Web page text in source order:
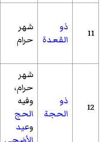
11
ذو
القعدة
شهر
حرام
12
ذو
الحجة
شهر
حرام،
وفيه
الحج
وعيد